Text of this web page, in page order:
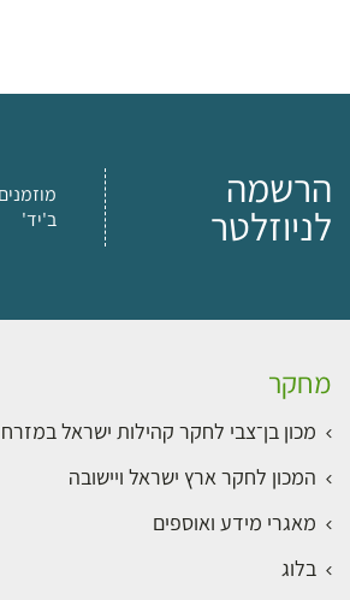
הרשמה
לניוזלטר
ב'יד'
מחקר
מכון בן־צבי לחקר קהילות ישראל במזרח
המכון לחקר ארץ ישראל ויישובה
מאגרי מידע ואוספים
בלוג